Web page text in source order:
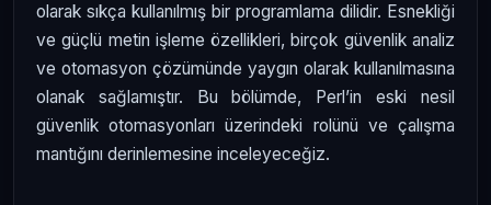
olarak sıkça kullanılmış bir programlama dilidir. Esnekliği
ve güçlü metin işleme özellikleri, birçok güvenlik analiz
ve otomasyon çözümünde yaygın olarak kullanılmasına
olanak sağlamıştır. Bu bölümde, Perl’in eski nesil
güvenlik otomasyonları üzerindeki rolünü ve çalışma
mantığını derinlemesine inceleyeceğiz.